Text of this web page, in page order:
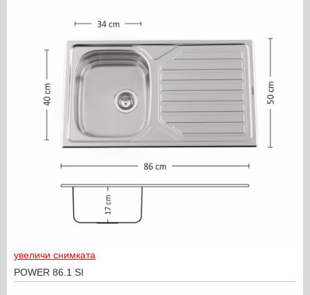
увеличи снимката
POWER 86.1 SI